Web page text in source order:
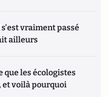
vraiment passé
ailleurs
que les écologistes
et voilà pourquoi